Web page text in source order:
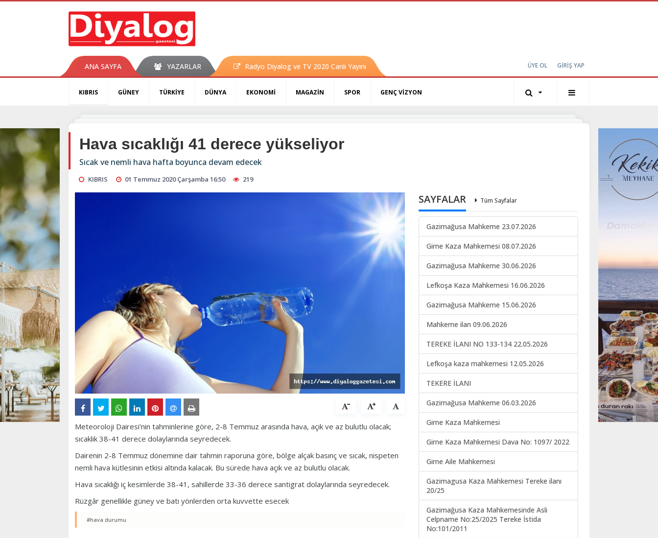
ANA SAYFA YAZARLAR Radyo Diyalog ve TV 2020 Canlı Yayını ÜYE OL GİRİŞ YAP
KIBRIS GÜNEY TÜRKİYE DÜNYA EKONOMİ MAGAZİN SPOR GENÇ VİZYON
Hava sıcaklığı 41 derece yükseliyor
Sıcak ve nemli hava hafta boyunca devam edecek
KIBRIS 01 Temmuz 2020 Çarşamba 16:50 219
Meteoroloji Dairesi’nin tahminlerine göre, 2-8 Temmuz arasında hava, açık ve az bulutlu olacak;
sıcaklık 38-41 derece dolaylarında seyredecek.
Dairenin 2-8 Temmuz dönemine dair tahmin raporuna göre, bölge alçak basınç ve sıcak, nispeten
nemli hava kütlesinin etkisi altında kalacak. Bu sürede hava açık ve az bulutlu olacak.
Hava sıcaklığı iç kesimlerde 38-41, sahillerde 33-36 derece santigrat dolaylarında seyredecek.
Rüzgâr genellikle güney ve batı yönlerden orta kuvvette esecek
#hava durumu
SAYFALAR Tüm Sayfalar
Gazimağusa Mahkeme 23.07.2026
Girne Kaza Mahkemesi 08.07.2026
Gazimağusa Mahkeme 30.06.2026
Lefkoşa Kaza Mahkemesi 16.06.2026
Gazimağusa Mahkeme 15.06.2026
Mahkeme ilan 09.06.2026
TEREKE İLANI NO 133-134 22.05.2026
Lefkoşa kaza mahkemesi 12.05.2026
TEKERE İLANI
Gazimağusa Mahkeme 06.03.2026
Girne Kaza Mahkemesi
Girne Kaza Mahkemesi Dava No: 1097/ 2022
Girne Aile Mahkemesi
Gazimagusa Kaza Mahkemesi Tereke ilanı
20/25
Gazimağusa Kaza Mahkemesinde Asli
Celpname No:25/2025 Tereke İstida
No:101/2011